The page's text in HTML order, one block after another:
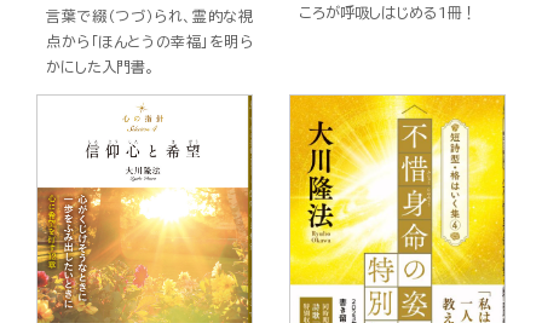
言葉で綴（つづ）られ、霊的な視
点から「ほんとうの幸福」を明ら
かにした入門書。
ころが呼吸しはじめる1冊！